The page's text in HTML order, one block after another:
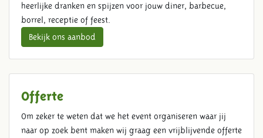
heerlijke dranken en spijzen voor jouw diner, barbecue,
borrel, receptie of feest.
Bekijk ons aanbod
Offerte
Om zeker te weten dat we het event organiseren waar jij
naar op zoek bent maken wij graag een vrijblijvende offerte